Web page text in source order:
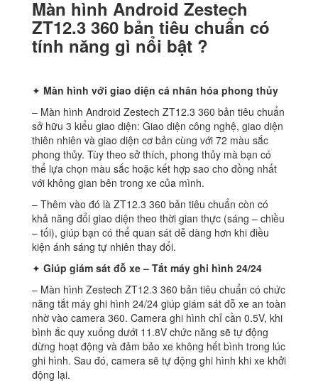
Màn hình Android Zestech
ZT12.3 360 bản tiêu chuẩn có
tính năng gì nổi bật ?
✦ Màn hình với giao diện cá nhân hóa phong thủy
– Màn hình Android Zestech ZT12.3 360 bản tiêu chuẩn
sở hữu 3 kiểu giao diện: Giao diện công nghệ, giao diện
thiên nhiên và giao diện cơ bản cùng với 72 màu sắc
phong thủy. Tùy theo sở thích, phong thủy mà bạn có
thể lựa chọn màu sắc hoặc kết hợp sao cho đồng nhất
với không gian bên trong xe của mình.
– Thêm vào đó là ZT12.3 360 bản tiêu chuẩn còn có
khả năng đổi giao diện theo thời gian thực (sáng – chiều
– tối), giúp bạn có thể quan sát dễ dàng hơn khi điều
kiện ánh sáng tự nhiên thay đổi.
✦ Giúp giám sát đỗ xe – Tắt máy ghi hình 24/24
– Màn hình Zestech ZT12.3 360 bản tiêu chuẩn có chức
năng tắt máy ghi hình 24/24 giúp giám sát đỗ xe an toàn
nhờ vào camera 360. Camera ghi hình chỉ cần 0.5V, khi
bình ắc quy xuống dưới 11.8V chức năng sẽ tự động
dừng hoạt động và đảm bảo xe không hết bình trong lúc
ghi hình. Sau đó, camera sẽ tự động ghi hình khi xe khởi
động lại.